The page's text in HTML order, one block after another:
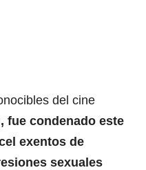
del cine
fue condenado este
exentos de
sexuales